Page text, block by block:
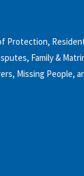
Protection,
Family &
Missing People,